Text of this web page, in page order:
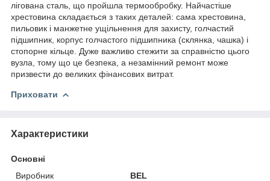
лігована сталь, що пройшла термообробку. Найчастіше
хрестовина складається з таких деталей: сама хрестовина,
пильовик і манжетне ущільнення для захисту, голчастий
підшипник, корпус голчастого підшипника (склянка, чашка) і
стопорне кільце. Дуже важливо стежити за справністю цього
вузла, тому що це безпека, а незамінний ремонт може
призвести до великих фінансових витрат.
Приховати
Характеристики
Основні
Виробник
BEL